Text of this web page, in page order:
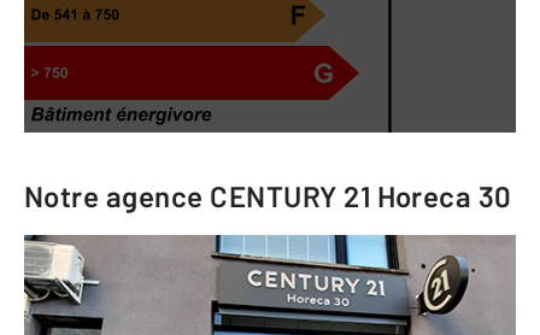
Notre agence CENTURY 21 Horeca 30